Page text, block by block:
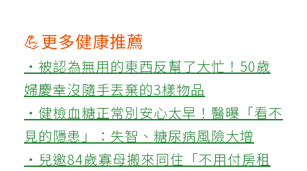
💪更多健康推薦
‧被認為無用的東西反幫了大忙！50歲
婦慶幸沒隨手丟棄的3樣物品
‧健檢血糖正常別安心太早！醫曝「看不
見的隱患」：失智、糖尿病風險大增
‧兒邀84歲寡母搬來同住「不用付房租